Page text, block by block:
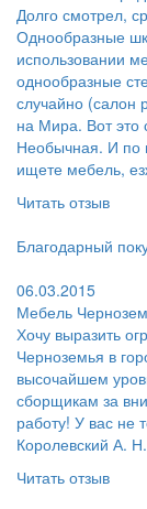
Долго смотрел,
Однообразные
использовании
однообразные
случайно (салон
на Мира. Вот
Необычная. И по
ищете мебель,
Читать отзыв
Благодарный
06.03.2015
Мебель
Хочу выразить
Черноземья в
высочайшем
сборщикам за
работу! У вас не
Королевский А. Н.
Читать отзыв